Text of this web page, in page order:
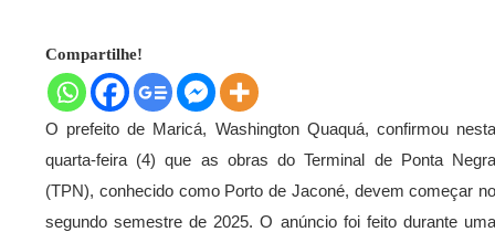
Compartilhe!
O prefeito de Maricá, Washington Quaquá, confirmou nesta
quarta-feira (4) que as obras do Terminal de Ponta Negra
(TPN), conhecido como Porto de Jaconé, devem começar no
segundo semestre de 2025. O anúncio foi feito durante uma